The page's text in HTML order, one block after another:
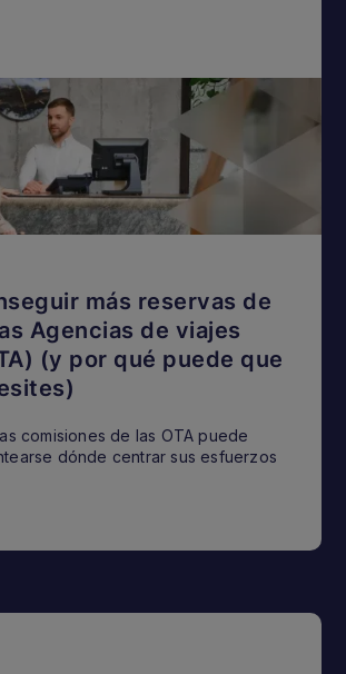
más reservas de
Agencias de viajes
(y por qué puede que
comisiones de las OTA puede
dónde centrar sus esfuerzos